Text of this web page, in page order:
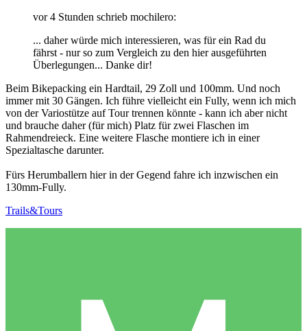
vor 4 Stunden schrieb mochilero:
... daher würde mich interessieren, was für ein Rad du
fährst - nur so zum Vergleich zu den hier ausgeführten
Überlegungen... Danke dir!
Beim Bikepacking ein Hardtail, 29 Zoll und 100mm. Und noch
immer mit 30 Gängen. Ich führe vielleicht ein Fully, wenn ich mich
von der Variostütze auf Tour trennen könnte - kann ich aber nicht
und brauche daher (für mich) Platz für zwei Flaschen im
Rahmendreieck. Eine weitere Flasche montiere ich in einer
Spezialtasche darunter.
Fürs Herumballern hier in der Gegend fahre ich inzwischen ein
130mm-Fully.
Trails&Tours